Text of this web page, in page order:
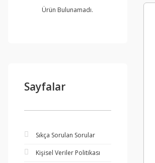
Ürün Bulunamadı.
Sayfalar
Sıkça Sorulan Sorular
Kişisel Veriler Politikası